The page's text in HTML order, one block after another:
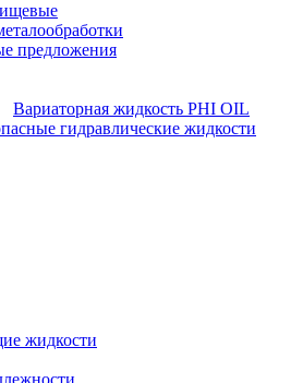
предложения
Вариаторная жидкость PHI OIL
гидравлические жидкости
жидкости